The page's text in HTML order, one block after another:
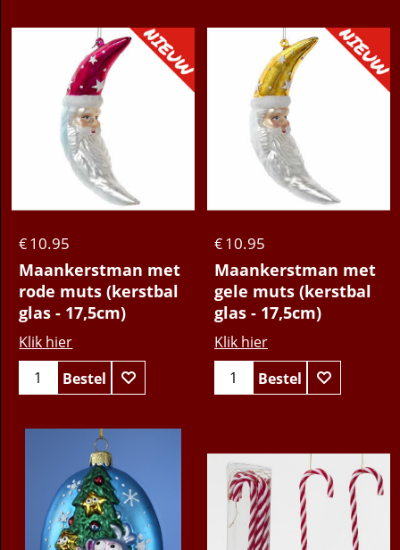
€10.95
Maankerstman met
rode muts (kerstbal
glas - 17,5cm)
Klik hier
Bestel
€10.95
Maankerstman met
gele muts (kerstbal
glas - 17,5cm)
Klik hier
Bestel